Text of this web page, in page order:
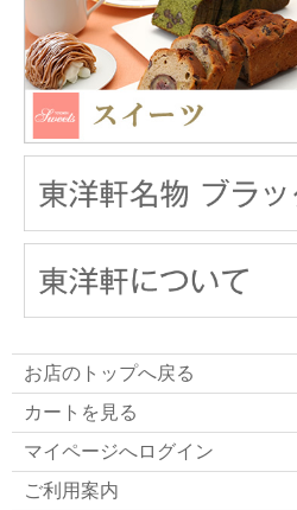
お店のトップへ戻る
カートを見る
マイページへログイン
ご利用案内